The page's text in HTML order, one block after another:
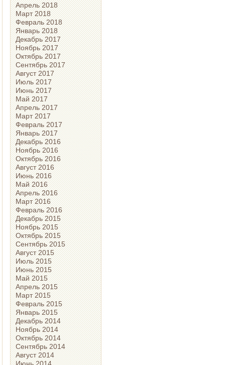
Апрель 2018
Март 2018
Февраль 2018
Январь 2018
Декабрь 2017
Ноябрь 2017
Октябрь 2017
Сентябрь 2017
Август 2017
Июль 2017
Июнь 2017
Май 2017
Апрель 2017
Март 2017
Февраль 2017
Январь 2017
Декабрь 2016
Ноябрь 2016
Октябрь 2016
Август 2016
Июнь 2016
Май 2016
Апрель 2016
Март 2016
Февраль 2016
Декабрь 2015
Ноябрь 2015
Октябрь 2015
Сентябрь 2015
Август 2015
Июль 2015
Июнь 2015
Май 2015
Апрель 2015
Март 2015
Февраль 2015
Январь 2015
Декабрь 2014
Ноябрь 2014
Октябрь 2014
Сентябрь 2014
Август 2014